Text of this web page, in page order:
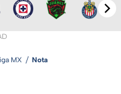
MX Nota